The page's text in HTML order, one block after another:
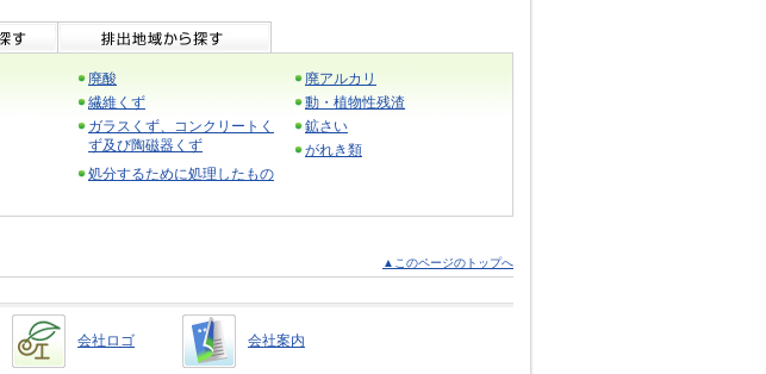
廃酸
廃アルカリ
繊維くず
動・植物性残渣
ガラスくず、コンクリートく
ず及び陶磁器くず
鉱さい
がれき類
処分するために処理したもの
▲このページのトップへ
会社ロゴ 会社案内